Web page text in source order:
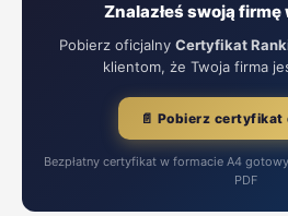
Znalazłeś swoją
Pobierz oficjalny Certyfikat
klientom, że Twoja firma
📄 Pobierz certyfikat
Bezpłatny certyfikat w formacie A4
PDF